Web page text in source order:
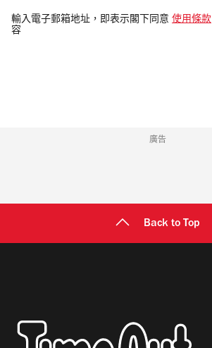
電
郵
輸入電子郵箱地址，即表示閣下同意 使用條款
容
廣告
Back to Top